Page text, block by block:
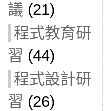
議 (21)
程式教育研
習 (44)
程式設計研
習 (26)